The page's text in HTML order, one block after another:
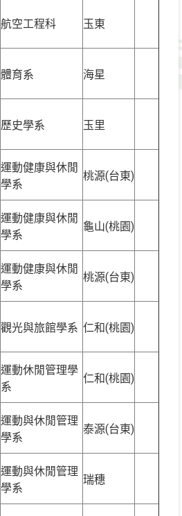
航空工程科 玉東
體育系 海星
歷史學系 玉里
運動健康與休閒
學系
桃源(台東)
運動健康與休閒
學系
龜山(桃園)
運動健康與休閒
學系
桃源(台東)
觀光與旅館學系 仁和(桃園)
運動休閒管理學
系
仁和(桃園)
運動與休閒管理
學系
泰源(台東)
運動與休閒管理
學系
瑞穗